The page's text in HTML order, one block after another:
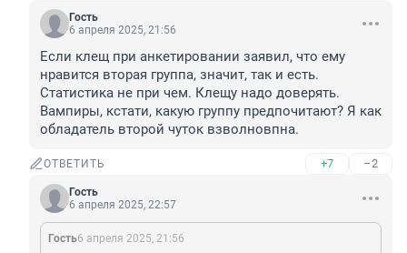
Гость
6 апреля 2025, 21:56
Если клещ при анкетировании заявил, что ему
нравится вторая группа, значит, так и есть.
Статистика не при чем. Клещу надо доверять.
Вампиры, кстати, какую группу предпочитают? Я как
обладатель второй чуток взволновпна.
ОТВЕТИТЬ +7 –2
Гость
6 апреля 2025, 22:57
Гость6 апреля 2025, 21:56